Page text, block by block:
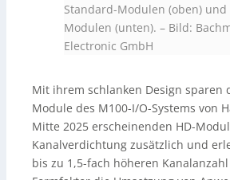
Standard-Modulen (oben) und
Modulen (unten). – Bild:
Electronic GmbH
Mit ihrem schlanken Design sparen
Module des M100-I/O-Systems von
Mitte 2025 erscheinenden HD-
Kanalverdichtung zusätzlich und
bis zu 1,5-fach höheren